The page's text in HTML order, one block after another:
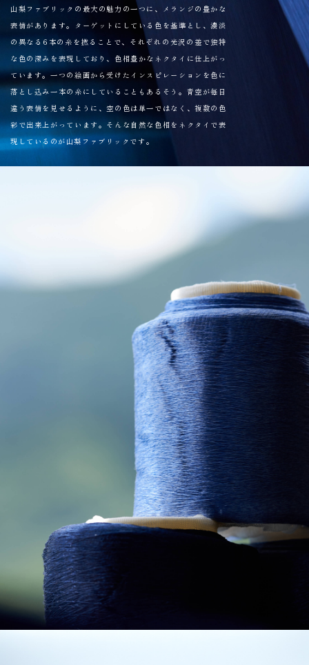
山梨ファブリックの最大の魅力の一つに、メランジの豊かな
表情があります。ターゲットにしている色を基準とし、濃淡
の異なる6本の糸を撚ることで、それぞれの光沢の差で独特
な色の深みを表現しており、色相豊かなネクタイに仕上がっ
ています。一つの絵画から受けたインスピレーションを色に
落とし込み一本の糸にしていることもあるそう。青空が毎日
違う表情を見せるように、空の色は単一ではなく、複数の色
彩で出来上がっています。そんな自然な色相をネクタイで表
現しているのが山梨ファブリックです。